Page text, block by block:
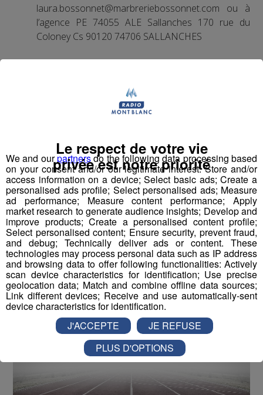
laura.bossonnet@marbreriebossonnet.com ou à
l’agence PE 74055 ALE Sallanches 170 rue du
Coloney Cs 90120 74706 SALLANCHES
Partager sur Facebook
Partager sur Twitter
Professeur d’activités sportives
Publié par Romain Bruneau-4 avril 2016 à 16h55
Radio Mont Blanc
Animation
Offres d'Emploi
We and ourpartnersdo the following data processing based
on your consent and/or our legitimate interest: Store and/or
access information on a device; Select basic ads; Create a
personalised ads profile; Select personalised ads; Measure
ad performance; Measure content performance; Apply
market research to generate audience insights; Develop and
improve products; Create a personalised content profile;
Select personalised content; Ensure security, prevent fraud,
and debug; Technically deliver ads or content. These
technologies may process personal data such as IP address
and browsing data to offer following functionalities: Actively
scan device characteristics for identification; Use precise
geolocation data; Match and combine offline data sources;
Link different devices; Receive and use automatically-sent
device characteristics for identification.
Le respect de votre vie
privée est notre priorité
J'ACCEPTE
JE REFUSE
PLUS D'OPTIONS